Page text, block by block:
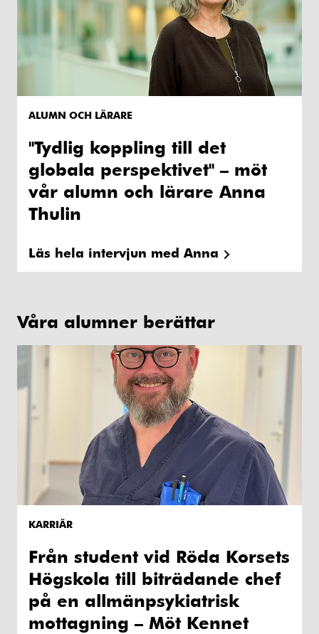
ALUMN OCH LÄRARE
"Tydlig koppling till det
globala perspektivet" – möt
vår alumn och lärare Anna
Thulin
Läs hela intervjun med Anna
Våra alumner berättar
KARRIÄR
Från student vid Röda Korsets
Högskola till biträdande chef
på en allmänpsykiatrisk
mottagning – Möt Kennet